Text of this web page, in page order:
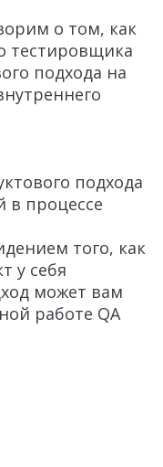
о том, как
тестировщика
подхода на
подхода
в процессе
того, как
у себя
может вам
работе QA